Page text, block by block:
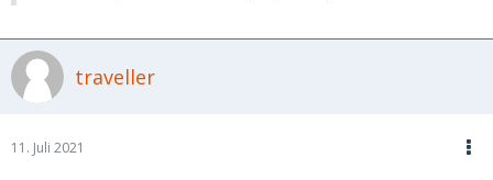
traveller
11. Juli 2021